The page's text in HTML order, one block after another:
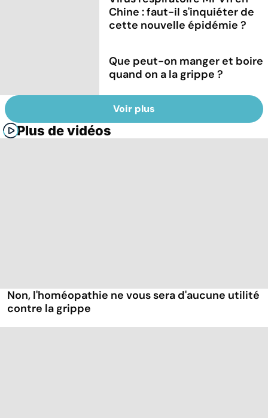
Chine : faut-il s'inquiéter de
cette nouvelle épidémie ?
Que peut-on manger et boire
quand on a la grippe ?
Voir plus
Plus de vidéos
Non, l'homéopathie ne vous sera d'aucune utilité
contre la grippe